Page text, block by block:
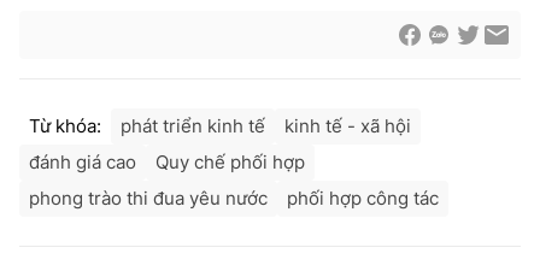
Từ khóa: phát triển kinh tế
kinh tế - xã hội
đánh giá cao
Quy chế phối hợp
phong trào thi đua yêu nước
phối hợp công tác